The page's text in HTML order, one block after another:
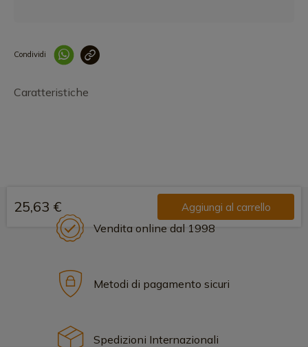
Condividi
Caratteristiche
25,63 € Aggiungi al carrello
Vendita online dal 1998
Metodi di pagamento sicuri
Spedizioni Internazionali